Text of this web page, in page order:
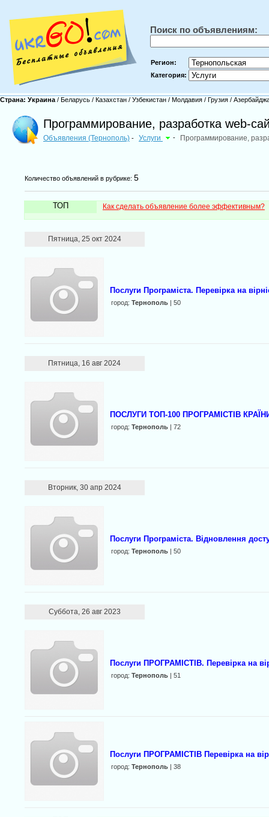
Поиск по объявлениям:
Регион:
Категория:
Страна: Украина / Беларусь / Казахстан / Узбекистан / Молдавия / Грузия /
Программирование, разработка web-
Объявления (Тернополь) - Услуги - Программирование,
Количество объявлений в рубрике: 5
ТОП Как сделать объявление более эффективным?
Пятница, 25 окт 2024
Послуги Програміста. Перевірка на
город: Тернополь| 50
Пятница, 16 авг 2024
ПОСЛУГИ ТОП-100 ПРОГРАМІСТІВ
город: Тернополь| 72
Вторник, 30 апр 2024
Послуги Програміста. Відновлення
город: Тернополь| 50
Суббота, 26 авг 2023
Послуги ПРОГРАМІСТІВ. Перевірка на
город: Тернополь| 51
Послуги ПРОГРАМІСТІВ Перевірка на
город: Тернополь| 38